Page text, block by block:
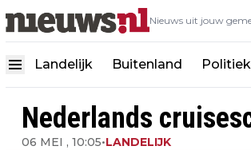
Nieuws uit jouw
Landelijk Buitenland Politiek
Nederlands
06 MEI , 10:05•LANDELIJK